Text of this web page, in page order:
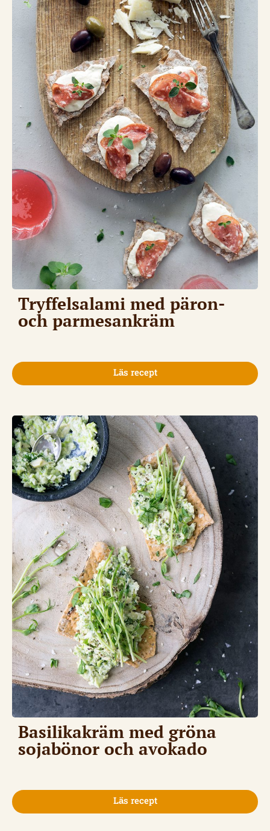
Tryffelsalami med päron-
och parmesankräm
Läs recept
Basilikakräm med gröna
sojabönor och avokado
Läs recept